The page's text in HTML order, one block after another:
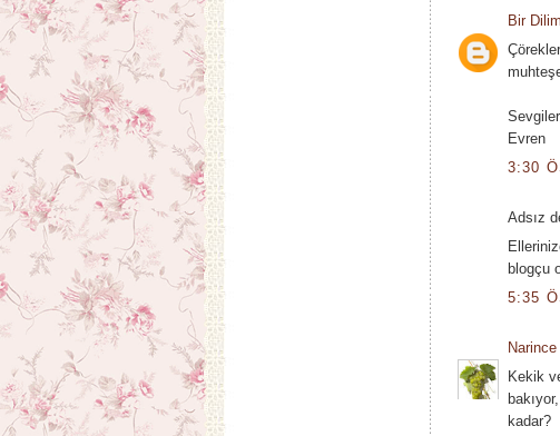
Bir
Evren
3:30
Adsız
blogçu
5:35
Narince
Kekik
kadar?